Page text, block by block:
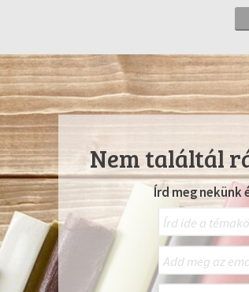
Nem találtál
Írd meg nekünk